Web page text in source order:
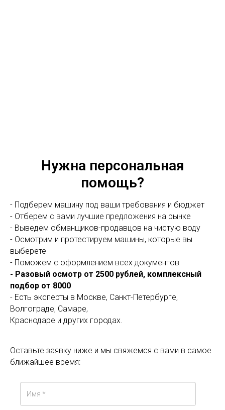
Нужна персональная
помощь?
- Подберем машину под ваши требования и бюджет
- Отберем с вами лучшие предложения на рынке
- Выведем обманщиков-продавцов на чистую воду
- Осмотрим и протестируем машины, которые вы
выберете
- Поможем с оформлением всех документов
- Разовый осмотр от 2500 рублей, комплексный
подбор от 8000
- Есть эксперты в Москве, Санкт-Петербурге,
Волгограде, Самаре,
Краснодаре и других городах.
Оставьте заявку ниже и мы свяжемся с вами в самое
ближайшее время: